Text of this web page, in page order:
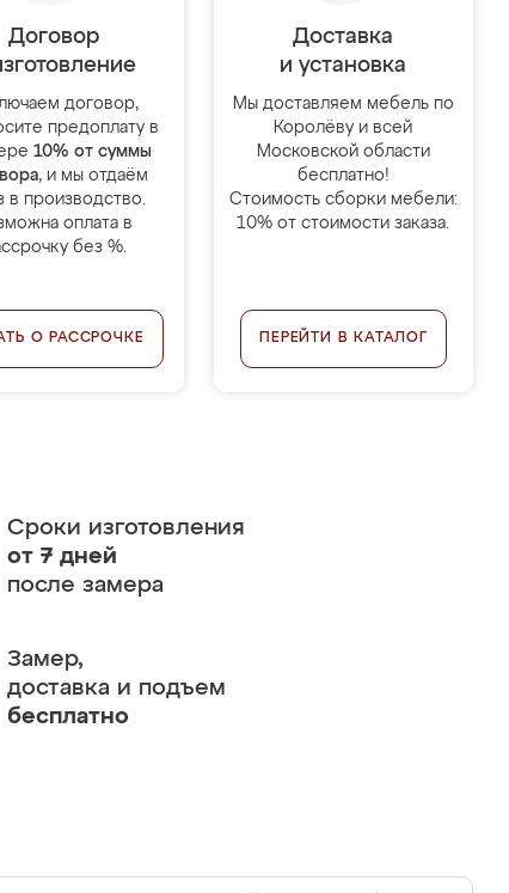
Договор
договор,
предоплату в
10% от суммы
, и мы отдаём
в производство.
оплата в
без %.
О РАССРОЧКЕ
Доставка
и установка
Мы доставляем мебель по
Королёву и всей
Московской области
бесплатно!
Стоимость сборки мебели:
10% от стоимости заказа.
ПЕРЕЙТИ В КАТАЛОГ
Сроки изготовления
от 7 дней
после замера
Замер,
доставка и подъем
бесплатно